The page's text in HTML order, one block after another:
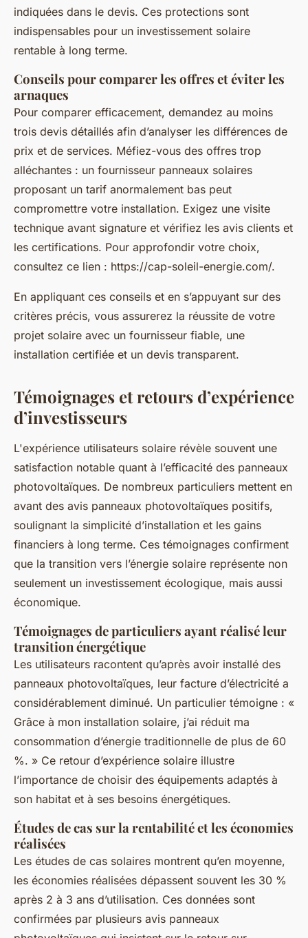
indiquées dans le devis. Ces protections sont
indispensables pour un investissement solaire
rentable à long terme.
Conseils pour comparer les offres et éviter les
arnaques
Pour comparer efficacement, demandez au moins
trois devis détaillés afin d’analyser les différences de
prix et de services. Méfiez-vous des offres trop
alléchantes : un fournisseur panneaux solaires
proposant un tarif anormalement bas peut
compromettre votre installation. Exigez une visite
technique avant signature et vérifiez les avis clients et
les certifications. Pour approfondir votre choix,
consultez ce lien : https://cap-soleil-energie.com/.
En appliquant ces conseils et en s’appuyant sur des
critères précis, vous assurerez la réussite de votre
projet solaire avec un fournisseur fiable, une
installation certifiée et un devis transparent.
Témoignages et retours d’expérience
d’investisseurs
L'expérience utilisateurs solaire révèle souvent une
satisfaction notable quant à l’efficacité des panneaux
photovoltaïques. De nombreux particuliers mettent en
avant des avis panneaux photovoltaïques positifs,
soulignant la simplicité d’installation et les gains
financiers à long terme. Ces témoignages confirment
que la transition vers l’énergie solaire représente non
seulement un investissement écologique, mais aussi
économique.
Témoignages de particuliers ayant réalisé leur
transition énergétique
Les utilisateurs racontent qu’après avoir installé des
panneaux photovoltaïques, leur facture d’électricité a
considérablement diminué. Un particulier témoigne : «
Grâce à mon installation solaire, j’ai réduit ma
consommation d’énergie traditionnelle de plus de 60
%. » Ce retour d’expérience solaire illustre
l’importance de choisir des équipements adaptés à
son habitat et à ses besoins énergétiques.
Études de cas sur la rentabilité et les économies
réalisées
Les études de cas solaires montrent qu’en moyenne,
les économies réalisées dépassent souvent les 30 %
après 2 à 3 ans d’utilisation. Ces données sont
confirmées par plusieurs avis panneaux